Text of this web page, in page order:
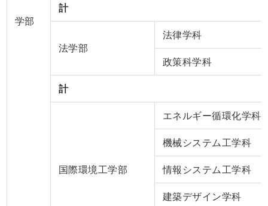
学部
計
法学部
法律学科
政策科学科
計
国際環境工学部
エネルギー循環化学科
機械システム工学科
情報システム工学科
建築デザイン学科